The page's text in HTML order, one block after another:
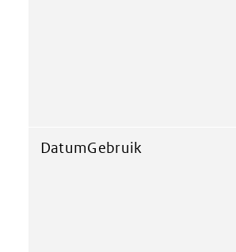
DatumGebruik